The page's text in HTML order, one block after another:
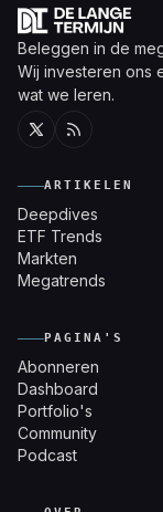
Beleggen in de
Wij investeren ons
wat we leren.
ARTIKELEN
Deepdives
ETF Trends
Markten
Megatrends
PAGINA'S
Abonneren
Dashboard
Portfolio's
Community
Podcast